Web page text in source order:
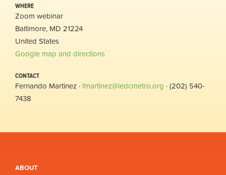
WHERE
Zoom webinar
Baltimore, MD 21224
United States
Google map and directions
CONTACT
Fernando Martinez ·fmartinez@ledcmetro.org · (202) 540-
7438
ABOUT